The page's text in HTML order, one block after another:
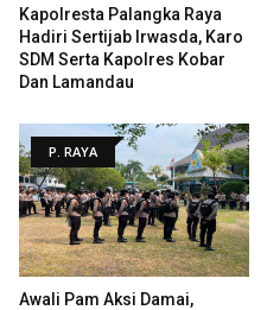
Kapolresta Palangka Raya
Hadiri Sertijab Irwasda, Karo
SDM Serta Kapolres Kobar
Dan Lamandau
P. RAYA
Awali Pam Aksi Damai,